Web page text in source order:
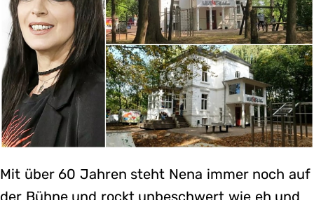
Mit über 60 Jahren steht Nena immer noch auf